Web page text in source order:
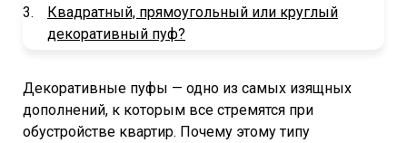
Квадратный, прямоугольный или круглый
декоративный пуф?
Декоративные пуфы — одно из самых изящных
дополнений, к которым все стремятся при
обустройстве квартир. Почему этому типу